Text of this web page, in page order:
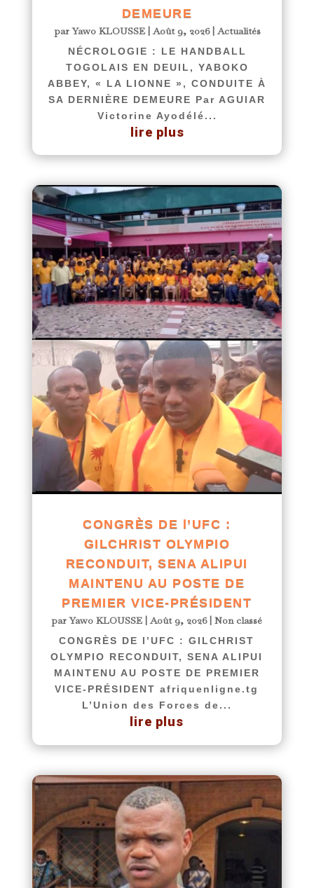
DEMEURE
parYawo KLOUSSE|Août 9, 2026|Actualités
NÉCROLOGIE : LE HANDBALL
TOGOLAIS EN DEUIL, YABOKO
ABBEY, « LA LIONNE », CONDUITE À
SA DERNIÈRE DEMEURE Par AGUIAR
Victorine Ayodélé...
lire plus
CONGRÈS DE l’UFC :
GILCHRIST OLYMPIO
RECONDUIT, SENA ALIPUI
MAINTENU AU POSTE DE
PREMIER VICE-PRÉSIDENT
parYawo KLOUSSE |Août 9, 2026|Non classé
CONGRÈS DE l’UFC : GILCHRIST
OLYMPIO RECONDUIT, SENA ALIPUI
MAINTENU AU POSTE DE PREMIER
VICE-PRÉSIDENT afriquenligne.tg
L’Union des Forces de...
lire plus